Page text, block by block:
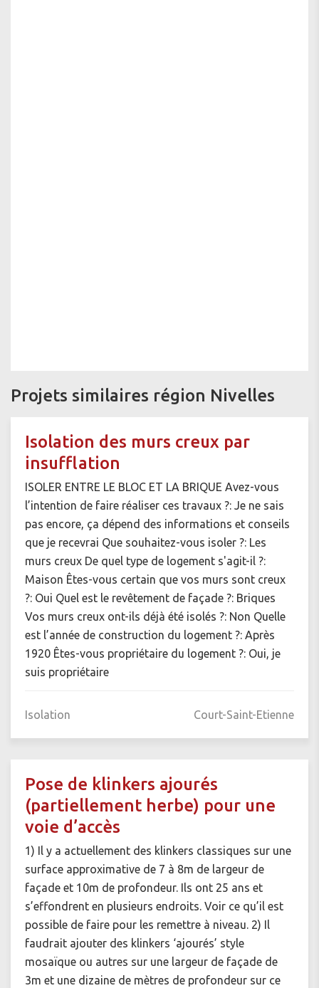
Projets similaires région Nivelles
Isolation des murs creux par
insufflation
ISOLER ENTRE LE BLOC ET LA BRIQUE Avez-vous
l’intention de faire réaliser ces travaux ?: Je ne sais
pas encore, ça dépend des informations et conseils
que je recevrai Que souhaitez-vous isoler ?: Les
murs creux De quel type de logement s'agit-il ?:
Maison Êtes-vous certain que vos murs sont creux
?: Oui Quel est le revêtement de façade ?: Briques
Vos murs creux ont-ils déjà été isolés ?: Non Quelle
est l’année de construction du logement ?: Après
1920 Êtes-vous propriétaire du logement ?: Oui, je
suis propriétaire
Isolation Court-Saint-Etienne
Pose de klinkers ajourés
(partiellement herbe) pour une
voie d’accès
1) Il y a actuellement des klinkers classiques sur une
surface approximative de 7 à 8m de largeur de
façade et 10m de profondeur. Ils ont 25 ans et
s’effondrent en plusieurs endroits. Voir ce qu’il est
possible de faire pour les remettre à niveau. 2) Il
faudrait ajouter des klinkers ‘ajourés’ style
mosaïque ou autres sur une largeur de façade de
3m et une dizaine de mètres de profondeur sur ce